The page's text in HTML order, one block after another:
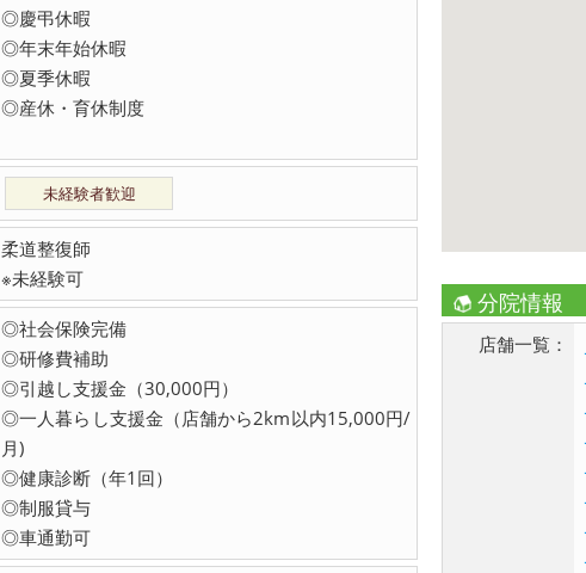
◎慶弔休暇
◎年末年始休暇
◎夏季休暇
◎産休・育休制度
未経験者歓迎
柔道整復師
※未経験可
◎社会保険完備
◎研修費補助
◎引越し支援金（30,000円）
◎一人暮らし支援金（店舗から2km以内15,000円/
月)
◎健康診断（年1回）
◎制服貸与
◎車通勤可
分院情報
店舗一覧：